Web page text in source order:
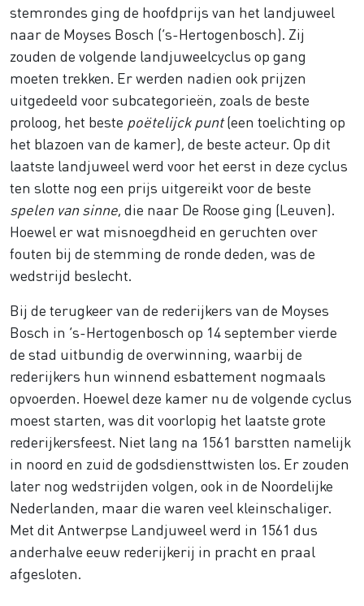
stemrondes ging de hoofdprijs van het landjuweel
naar de Moyses Bosch (’s-Hertogenbosch). Zij
zouden de volgende landjuweelcyclus op gang
moeten trekken. Er werden nadien ook prijzen
uitgedeeld voor subcategorieën, zoals de beste
proloog, het beste poëtelijck punt(een toelichting op
het blazoen van de kamer), de beste acteur. Op dit
laatste landjuweel werd voor het eerst in deze cyclus
ten slotte nog een prijs uitgereikt voor de beste
spelen van sinne , die naar De Roose ging (Leuven).
Hoewel er wat misnoegdheid en geruchten over
fouten bij de stemming de ronde deden, was de
wedstrijd beslecht.
Bij de terugkeer van de rederijkers van de Moyses
Bosch in ’s-Hertogenbosch op 14 september vierde
de stad uitbundig de overwinning, waarbij de
rederijkers hun winnend esbattement nogmaals
opvoerden. Hoewel deze kamer nu de volgende cyclus
moest starten, was dit voorlopig het laatste grote
rederijkersfeest. Niet lang na 1561 barstten namelijk
in noord en zuid de godsdiensttwisten los. Er zouden
later nog wedstrijden volgen, ook in de Noordelijke
Nederlanden, maar die waren veel kleinschaliger.
Met dit Antwerpse Landjuweel werd in 1561 dus
anderhalve eeuw rederijkerij in pracht en praal
afgesloten.